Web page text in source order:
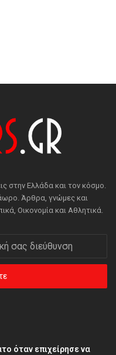
στην Ελλάδα και τον κόσμο.
Άρθρα, γνώμες και
Οικονομία και Αθλητικά.
όταν επιχείρησε να